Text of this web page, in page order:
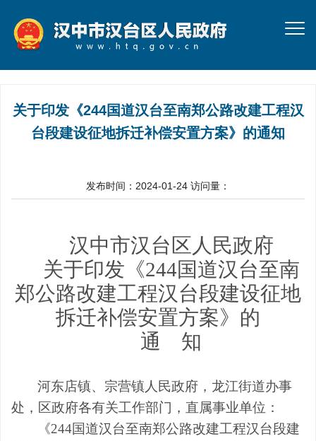
关于印发《244国道汉台至南郑公路改建工程汉
台段建设征地拆迁补偿安置方案》的通知
发布时间：2024-01-24 访问量：
汉中市汉台区人民政府
关于印发《244国道汉台至南
郑公路改建工程汉台段建设征地
拆迁补偿安置方案》的
通 知
河东店镇、宗营镇人民政府，龙江街道办事
处，区政府各有关工作部门 ， 直属事业单位：
《244国道汉台至南郑公路改建工程汉台段建